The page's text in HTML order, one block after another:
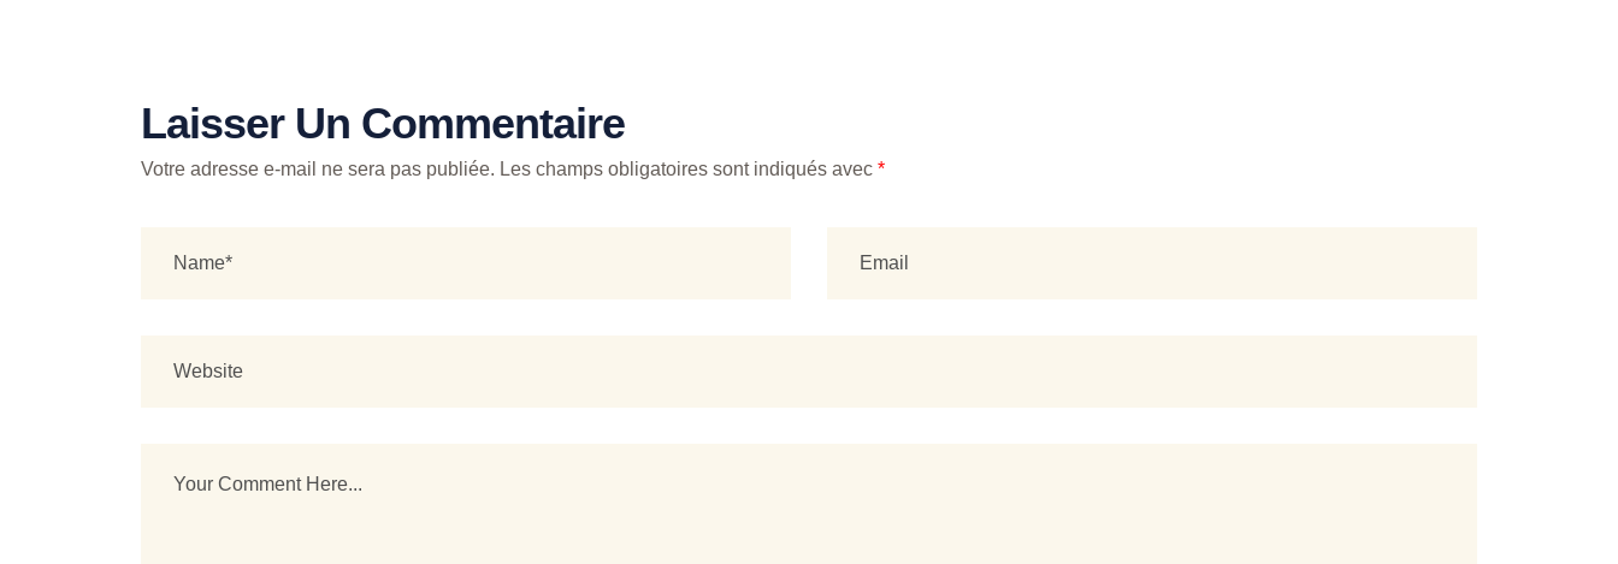
Laisser Un Commentaire
Votre adresse e-mail ne sera pas publiée. Les champs obligatoires sont indiqués avec *